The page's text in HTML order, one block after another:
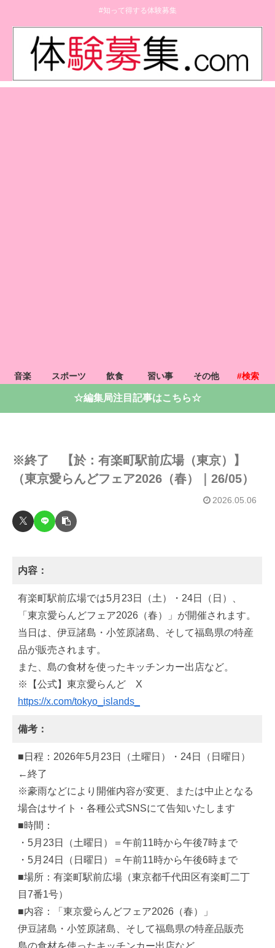
#知って得する体験募集
音楽 スポーツ 飲食 習い事 その他 #検索
☆編集局注目記事はこちら☆
※終了 【於：有楽町駅前広場（東京）】
（東京愛らんどフェア2026（春）｜26/05）
2026.05.06
内容：
有楽町駅前広場では5月23日（土）・24日（日）、
「東京愛らんどフェア2026（春）」が開催されます。
当日は、伊豆諸島・小笠原諸島、そして福島県の特産
品が販売されます。
また、島の食材を使ったキッチンカー出店など。
※【公式】東京愛らんど X
https://x.com/tokyo_islands_
備考：
■日程：2026年5月23日（土曜日）・24日（日曜日）
←終了
※豪雨などにより開催内容が変更、または中止となる
場合はサイト・各種公式SNSにて告知いたします
■時間：
・5月23日（土曜日）＝午前11時から午後7時まで
・5月24日（日曜日）＝午前11時から午後6時まで
■場所：有楽町駅前広場（東京都千代田区有楽町二丁
目7番1号）
■内容：「東京愛らんどフェア2026（春）」
伊豆諸島・小笠原諸島、そして福島県の特産品販売
島の食材を使ったキッチンカー出店など